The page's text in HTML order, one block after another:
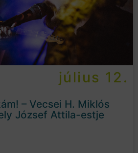
július 12.
– Vecsei H. Miklós
József Attila-estje